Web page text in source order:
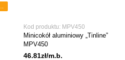
Kod produktu: MPV450
Minicokół aluminiowy „Tinline”
MPV450
46.81zł/m.b.